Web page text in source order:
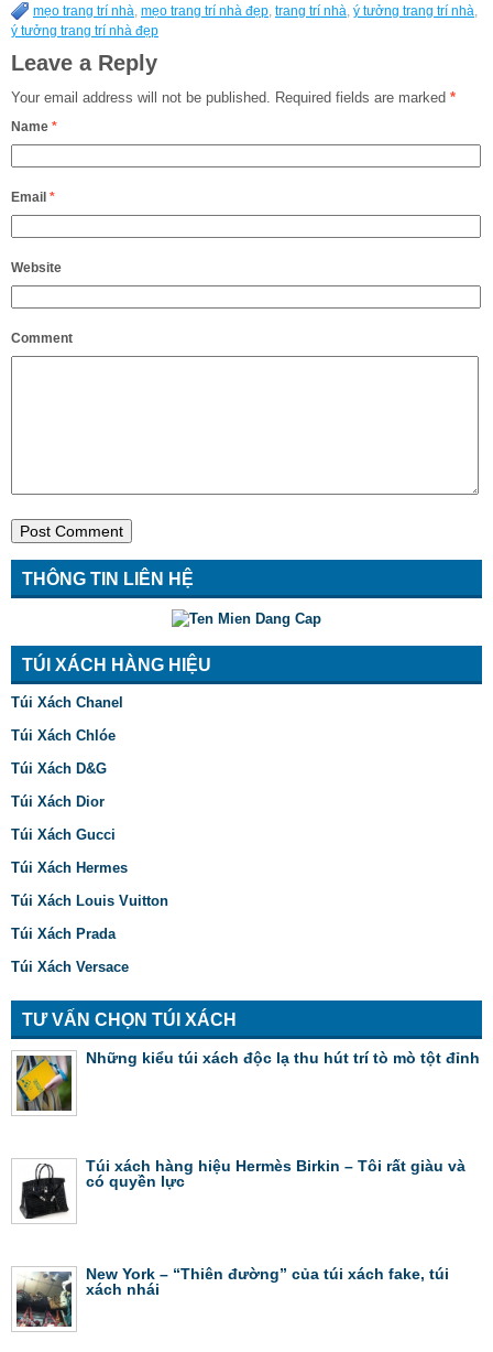
mẹo trang trí nhà, mẹo trang trí nhà đẹp, trang trí nhà, ý tưởng trang trí nhà,
ý tưởng trang trí nhà đẹp
Leave a Reply
Your email address will not be published. Required fields are marked *
Name *
Email *
Website
Comment
THÔNG TIN LIÊN HỆ
TÚI XÁCH HÀNG HIỆU
Túi Xách Chanel
Túi Xách Chlóe
Túi Xách D&G
Túi Xách Dior
Túi Xách Gucci
Túi Xách Hermes
Túi Xách Louis Vuitton
Túi Xách Prada
Túi Xách Versace
TƯ VẤN CHỌN TÚI XÁCH
Những kiểu túi xách độc lạ thu hút trí tò mò tột đỉnh
Túi xách hàng hiệu Hermès Birkin – Tôi rất giàu và
có quyền lực
New York – “Thiên đường” của túi xách fake, túi
xách nhái